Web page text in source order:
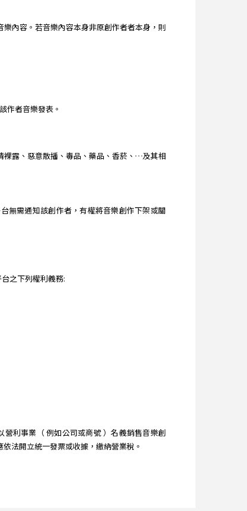
內容。若音樂內容本身非原創作者者本身，則
作者音樂發表。
裸露、惡意散播、毒品、藥品、香菸、…及其相
無需通知該創作者，有權將音樂創作下架或關
之下列權利義務:
利事業（ 例如公司或商號 ）名義銷售音樂創
法開立統一發票或收據，繳納營業稅。